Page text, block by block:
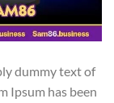
dummy text of
Ipsum has been